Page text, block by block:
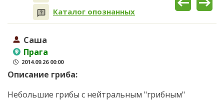
Каталог опознанных
Саша
Прага
2014.09.26 00:00
Описание гриба:
Небольшие грибы с нейтральным "грибным"